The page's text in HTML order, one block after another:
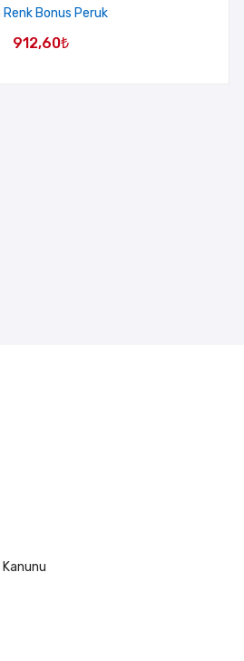
Renk Bonus Peruk
912,60₺
Kanunu